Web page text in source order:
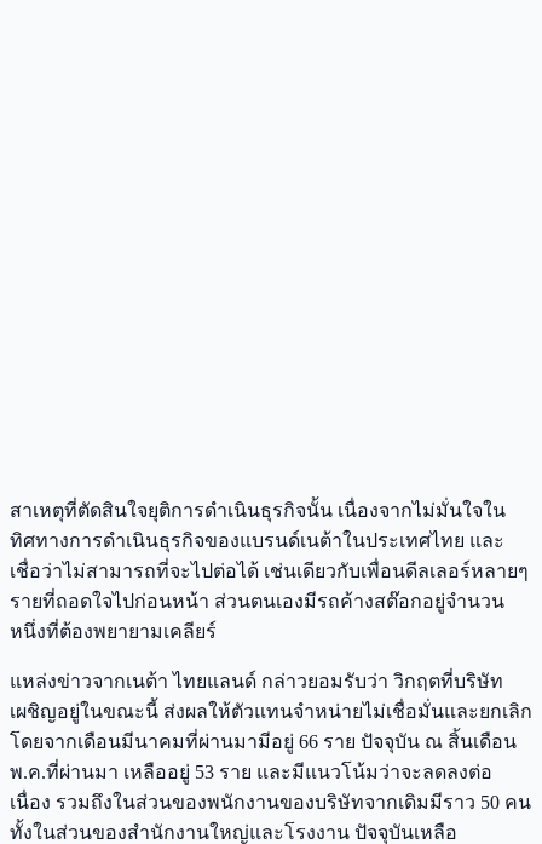
สาเหตุที่ตัดสินใจยุติการดำเนินธุรกิจนั้น เนื่องจากไม่มั่นใจใน
ทิศทางการดำเนินธุรกิจของแบรนด์เนต้าในประเทศไทย และ
เชื่อว่าไม่สามารถที่จะไปต่อได้ เช่นเดียวกับเพื่อนดีลเลอร์หลายๆ
รายที่ถอดใจไปก่อนหน้า ส่วนตนเองมีรถค้างสต๊อกอยู่จำนวน
หนึ่งที่ต้องพยายามเคลียร์
แหล่งข่าวจากเนต้า ไทยแลนด์ กล่าวยอมรับว่า วิกฤตที่บริษัท
เผชิญอยู่ในขณะนี้ ส่งผลให้ตัวแทนจำหน่ายไม่เชื่อมั่นและยกเลิก
โดยจากเดือนมีนาคมที่ผ่านมามีอยู่ 66 ราย ปัจจุบัน ณ สิ้นเดือน
พ.ค.ที่ผ่านมา เหลืออยู่ 53 ราย และมีแนวโน้มว่าจะลดลงต่อ
เนื่อง รวมถึงในส่วนของพนักงานของบริษัทจากเดิมมีราว 50 คน
ทั้งในส่วนของสำนักงานใหญ่และโรงงาน ปัจจุบันเหลือ